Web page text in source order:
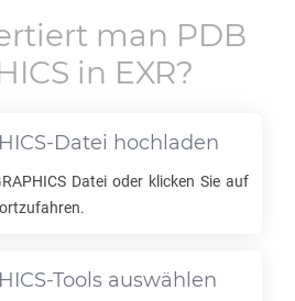
man PDB
in EXR?
-Datei hochladen
Datei oder klicken Sie auf
-Tools auswählen